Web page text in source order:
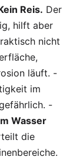
Reis. Der
hilft aber
nicht
läuft. -
im
-
Wasser
die